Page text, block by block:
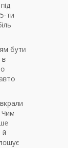
ти
бути
в
Чим
й